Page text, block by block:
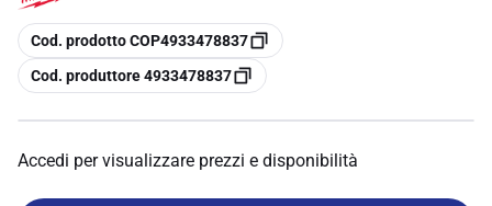
copia
Cod. prodotto COP4933478837
copia
Cod. produttore 4933478837
Accedi per visualizzare prezzi e disponibilità